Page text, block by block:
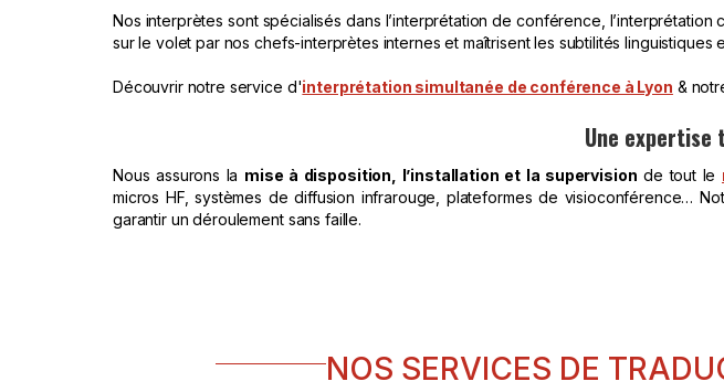
Nos interprètes sont spécialisés dans l’interprétation de conférence,
sur le volet par nos chefs-interprètes internes et maîtrisent les subtilités
Découvrir notre service d'interprétation simultanée de conférence à Lyon &
Une expertise
Nous assurons la mise à disposition, l’installation et la supervision de tout le
micros HF, systèmes de diffusion infrarouge, plateformes de visioconférence…
garantir un déroulement sans faille.
NOS SERVICES DE